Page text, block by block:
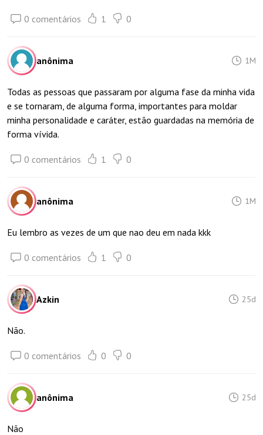
0 comentários 1 0
anônima 1M
Todas as pessoas que passaram por alguma fase da minha vida
e se tornaram, de alguma forma, importantes para moldar
minha personalidade e caráter, estão guardadas na memória de
forma vívida.
0 comentários 1 0
anônima 1M
Eu lembro as vezes de um que nao deu em nada kkk
0 comentários 1 0
Azkin 25d
Não.
0 comentários 0 0
anônima 25d
Não